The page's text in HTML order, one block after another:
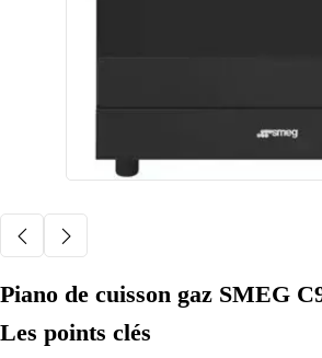
Piano de cuisson gaz SMEG
Les points clés